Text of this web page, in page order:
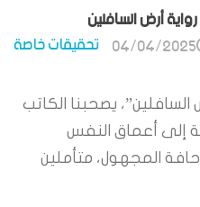
أرض السافلين
تحقيقات خاصة 04/04/2025
يصحبنا الكاتب
إلى أعماق النفس
المجهول، متأملين